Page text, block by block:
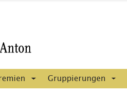
Gruppierungen